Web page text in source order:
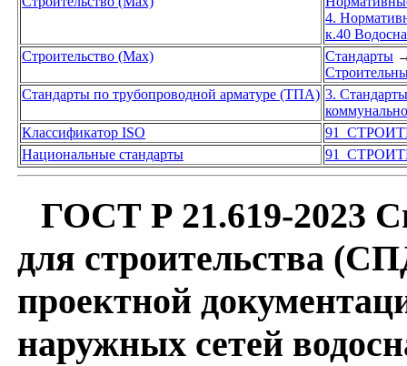
4.
к.40
Строительство (Max)
Стандарты
Стандарты по трубопроводной арматуре (ТПА) 3.
Классификатор ISO
91
Национальные стандарты
91
ГОСТ Р 21.619-2023
для строительства
проектной
наружных сетей